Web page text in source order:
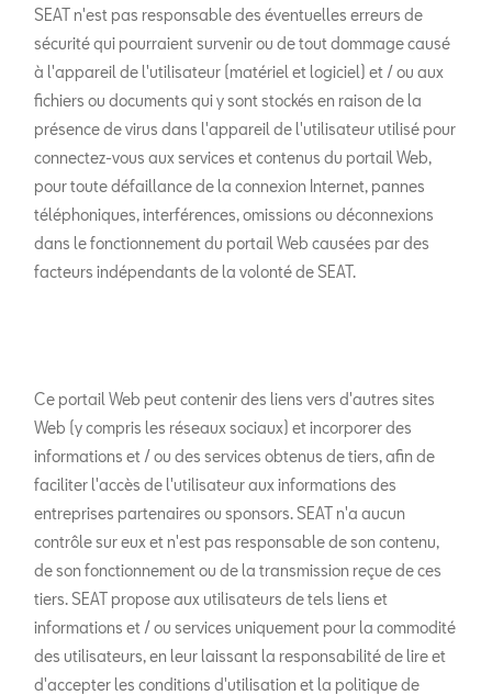
SEAT n'est pas responsable des éventuelles erreurs de
sécurité qui pourraient survenir ou de tout dommage causé
à l'appareil de l'utilisateur (matériel et logiciel) et / ou aux
fichiers ou documents qui y sont stockés en raison de la
présence de virus dans l'appareil de l'utilisateur utilisé pour
connectez-vous aux services et contenus du portail Web,
pour toute défaillance de la connexion Internet, pannes
téléphoniques, interférences, omissions ou déconnexions
dans le fonctionnement du portail Web causées par des
facteurs indépendants de la volonté de SEAT.
Ce portail Web peut contenir des liens vers d'autres sites
Web (y compris les réseaux sociaux) et incorporer des
informations et / ou des services obtenus de tiers, afin de
faciliter l'accès de l'utilisateur aux informations des
entreprises partenaires ou sponsors. SEAT n'a aucun
contrôle sur eux et n'est pas responsable de son contenu,
de son fonctionnement ou de la transmission reçue de ces
tiers. SEAT propose aux utilisateurs de tels liens et
informations et / ou services uniquement pour la commodité
des utilisateurs, en leur laissant la responsabilité de lire et
d'accepter les conditions d'utilisation et la politique de